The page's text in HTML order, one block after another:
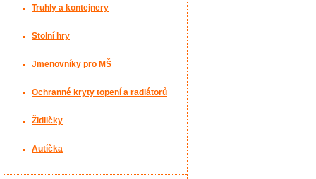
Truhly a kontejnery
Stolní hry
Jmenovníky pro MŠ
Ochranné kryty topení a radiátorů
Židličky
Autíčka